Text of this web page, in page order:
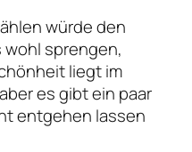
würde den
wohl sprengen,
liegt im
es gibt ein paar
entgehen lassen